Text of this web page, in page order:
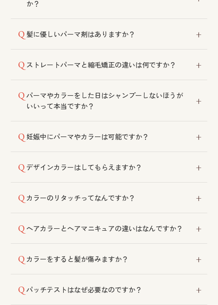
ます。
か？
ーを先にすると、パーマの際に色落ちする可能性がご
ざいます。
髪に優しいパーマ剤はありますか？
ます。ケアをしながら施術できるメニューもございま
す。
ストレートパーマと縮毛矯正の違いは何ですか？
天然のクセを伸ばすには縮毛矯正が必要です。
パーマやカラーをした日はシャンプーしないほうが
いいって本当ですか？
も進化しており、デリケートな髪を優しく洗っていた
だければ当日のシャンプーも可能です。
妊娠中にパーマやカラーは可能ですか？
が出る場合がございます。事前に必ずご相談くださ
い。また産後3カ月ほどはホルモンバランスが安定する
デザインカラーはしてもらえますか？
カラーのリタッチってなんですか？
す。
ヘアカラーとヘアマニキュアの違いはなんですか？
の表面に付着します。カラーが合わない方にはマニキ
ュアで対応する場合もございます。
カラーをすると髪が傷みますか？
ジを最小限に抑えております。
パッチテストはなぜ必要なのですか？